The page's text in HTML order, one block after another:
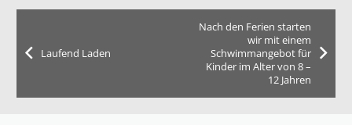
Laufend Laden
Nach den Ferien starten
wir mit einem
Schwimmangebot für
Kinder im Alter von 8 –
12 Jahren